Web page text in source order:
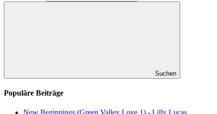
Suchen
Populäre Beiträge
New Beginnings (Green Valley Love 1) - Lilly Lucas